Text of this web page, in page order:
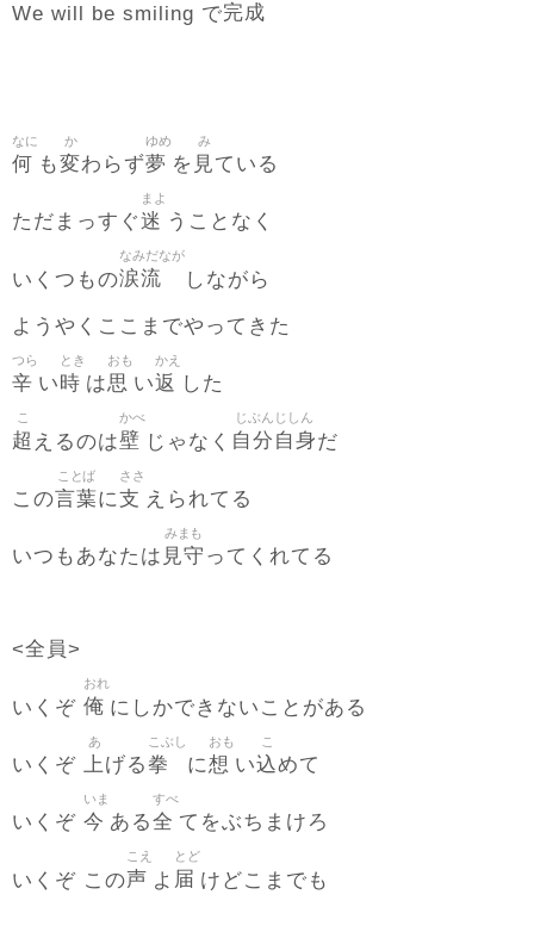
We will be smiling で完成
何
なに
も変
か
わらず夢
ゆめ
を 見
み
ている
ただまっすぐ迷
まよ
うことなく
いくつもの涙流
なみだなが
しながら
ようやくここまでやってきた
辛
つら
い時
とき
は思
おも
い返
かえ
した
超
こ
えるのは壁
かべ
じゃなく 自分自身
じぶんじしん
だ
この言葉
ことば
に支
ささ
えられてる
いつもあなたは 見守
みまも
ってくれてる
<全員>
いくぞ 俺
おれ
にしかできないことがある
いくぞ 上
あ
げる拳
こぶし
に想
おも
い込
こ
めて
いくぞ 今
いま
ある全
すべ
てをぶちまけろ
いくぞ この声
こえ
よ 届
とど
けどこまでも